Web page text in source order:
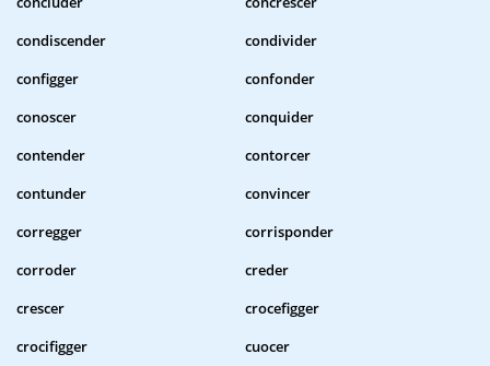
condiscender
condivider
configger
confonder
conoscer
conquider
contender
contorcer
contunder
convincer
corregger
corrisponder
corroder
creder
crescer
crocefigger
crocifigger
cuocer